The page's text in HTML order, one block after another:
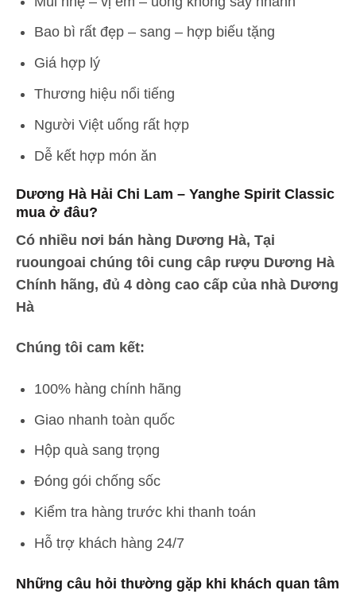
Bao bì rất đẹp – sang – hợp biếu tặng
Giá hợp lý
Thương hiệu nổi tiếng
Người Việt uống rất hợp
Dễ kết hợp món ăn
Dương Hà Hải Chi Lam – Yanghe Spirit Classic
mua ở đâu?
Có nhiều nơi bán hàng Dương Hà, Tại
ruoungoai chúng tôi cung câp rượu Dương Hà
Chính hãng, đủ 4 dòng cao cấp của nhà Dương
Hà
Chúng tôi cam kết:
100% hàng chính hãng
Giao nhanh toàn quốc
Hộp quà sang trọng
Đóng gói chống sốc
Kiểm tra hàng trước khi thanh toán
Hỗ trợ khách hàng 24/7
Những câu hỏi thường gặp khi khách quan tâm